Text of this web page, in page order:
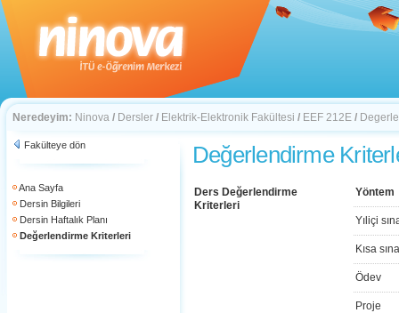
Neredeyim: Ninova / Dersler / Elektrik-Elektronik Fakültesi / EEF 212E /
Fakülteye dön
Ana Sayfa
Dersin Bilgileri
Dersin Haftalık Planı
Değerlendirme Kriterleri
Değerlendirme
Ders Değerlendirme
Kriterleri
Yöntem
Yıliçi
Kısa
Ödev
Proje